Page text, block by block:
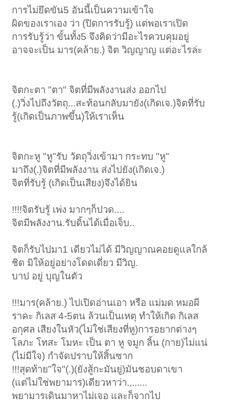
การไม่ยึดขัน5 อันนี้เป็นความเข้าใจ
ผิดของเราเอง ว่า (ปิดการรับรู้) แต่พอเราเปิด
การรับรู้ว่า ขั้นทั้ง5 จึงคิดว่ามีอะไรควบคุมอยู่
อาจจะเป็น มาร(คล้าย.) จิต วิญญาญ แต่อะไรล่ะ
จิตกะตา "ตา" จิตที่มีพลังงานส่ง ออกไป
(.)วิ่งไปถึงวัตถุ...สะท้อนกลับมายัง(เกิดเจ.)จิตที่รับ
รู้(เกิดเป็นภาพขึ้น)ให้เราเห็น
จิตกะหู "หู"รับ วัตถุวิ่งเข้ามา กระทบ "หู"
มาถึง(.)จิตที่มีพลังงาน ส่งไปยัง(เกิดเจ.)
จิตที่รับรู้ (เกิดเป็นเสียง)จึงได้ยิน
!!!!จิตรับรู้ เพ่ง มากๆก็ปวด....
จิตมีพลังงาน.รับดิ้นได้เมื่อเจ็บ..
จิตก็รับไปมา1 เดียวไม่ได้ มีวิญญาณคอยดูแลใกล้
ชิด มิให้อยู่อย่างโดดเดี่ยว มีวิญ.
บาป อยู่ บุญในตัว
!!!มาร(คล้าย.) ไปเปิดอ่านเอา หรือ แม่มด หมอผี
ราคะ กิเลส 4-5ตน ล้วนเป็นเหตุ ทำให้เกิด กิเลส
อกุศล เสียงในหัว(ไม่ใช่เสียงที่หู)การอยากต่างๆ
โลภะ โทสะ โมหะ เป็น ตา หู จมูก ลิ้น (กาย)ไม่แน่
(ไม่มีใจ) กำจัดปราบให้สิ้นซาก
!!!สุดท้าย"ใจ"(.)(ยังสู้กะมันยู่)มันชอบดาเขา
(แต่ไม่ใช่พยามาร)เดียวหาว่า.,......
พยามารเดินมาหาไม่เจอ และก็จากไป